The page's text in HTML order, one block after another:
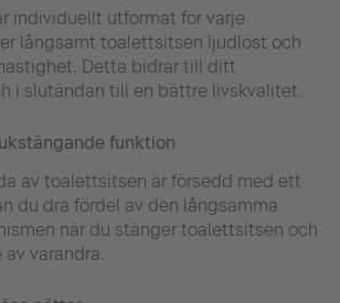
individuellt utformat för varje
långsamt toalettsitsen ljudlöst och
Detta bidrar till ditt
i slutändan till en bättre livskvalitet.
funktion
av toalettsitsen är försedd med ett
du dra fördel av den långsamma
när du stänger toalettsitsen och
varandra.